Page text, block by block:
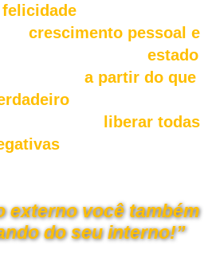
felicidade,
crescimento pessoal e
estado
a partir do que
liberar todas
e desquailificadas
externo você também
do seu interno!”